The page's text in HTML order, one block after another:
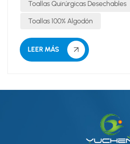
rendimiento. Vienen en un tamaño
y también están disponibles e...
Toallas Quirúrgicas Desechables
Toallas 100% Algodón
LEER MÁS